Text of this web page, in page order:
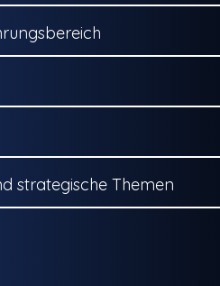
strategische Themen